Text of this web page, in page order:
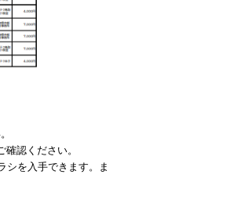
認ください。
シを入手できます。ま